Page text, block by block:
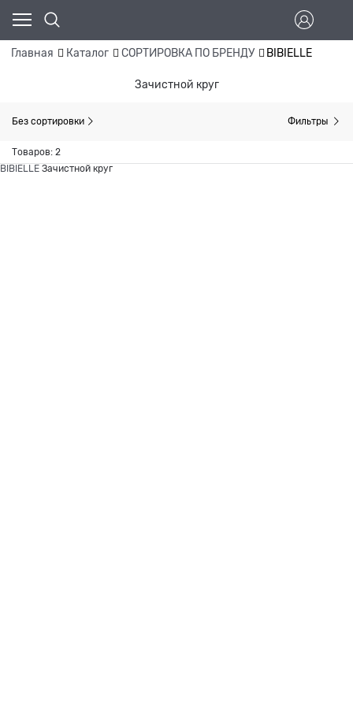
Главная Каталог СОРТИРОВКА ПО БРЕНДУ BIBIELLE
Зачистной круг
Без сортировки Фильтры
Товаров: 2
BIBIELLE Зачистной круг